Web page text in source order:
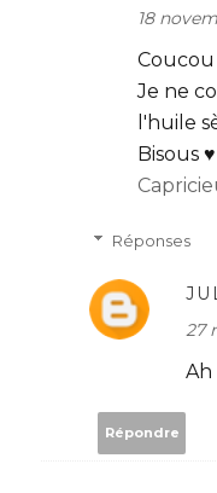
18
Coucou
Je ne
l'huile
Bisous ♥
Réponses
27
Ah
Répondre